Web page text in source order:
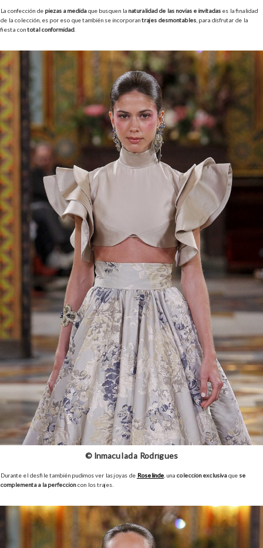
La confección de piezas a medidaque busquen la naturalidad de las novias e invitadas es la finalidad
de la colección, es por eso que también se incorporantrajes desmontables , para disfrutar de la
fiesta contotal conformidad.
© Inmaculada Rodrígues
Durante el desfile también pudimos ver las joyas de Roselinde , una colección exclusivaque se
complementa a la perfeccióncon los trajes.